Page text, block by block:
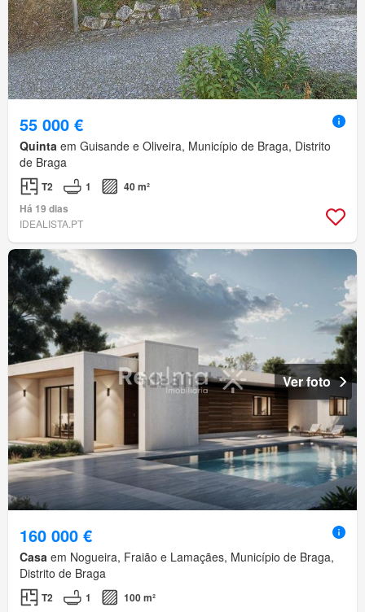
55 000 €
Quinta em Guisande e Oliveira, Município de Braga, Distrito
de Braga
T2 1
40 m²
Há 19 dias
IDEALISTA.PT
Ver foto
160 000 €
Casa em Nogueira, Fraião e Lamaçães, Município de Braga,
Distrito de Braga
T2 1 100 m²